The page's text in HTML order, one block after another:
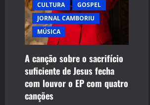
CULTURA
GOSPEL
JORNAL CAMBORIU
MÚSICA
A canção sobre o sacrifício
suficiente de Jesus fecha
com louvor o EP com quatro
canções